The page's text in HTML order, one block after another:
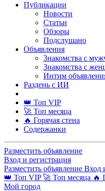
Публикации
Новости
Статьи
Обзоры
Подслушано
Объявления
Знакомства с
Знакомства с
Интим
Раздень с ИИ
👑 Топ VIP
🚀 Топ месяца
🔥 Горячая стена
Содержанки
Разместить объявление
Вход и регистрация
Разместить объявление Вход
👑 Топ VIP 🚀 Топ месяца 🔥
Мой город